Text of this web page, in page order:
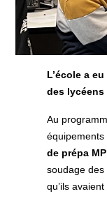
L’école a
des lycéens
Au
équipements
de prépa MP
soudage des
qu’ils